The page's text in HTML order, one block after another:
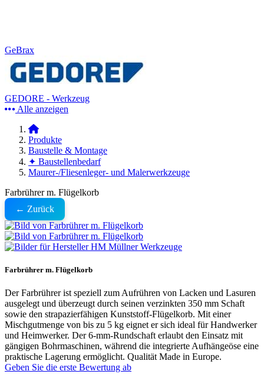
GeBrax
GEDORE - Werkzeug
Alle anzeigen
Produkte
Baustelle & Montage
✦ Baustellenbedarf
Maurer-/Fliesenleger- und Malerwerkzeuge
Farbrührer m. Flügelkorb
← Zurück
Farbrührer m. Flügelkorb
Der Farbrührer ist speziell zum Aufrühren von Lacken und Lasuren
ausgelegt und überzeugt durch seinen verzinkten 350 mm Schaft
sowie den strapazierfähigen Kunststoff-Flügelkorb. Mit einer
Mischgutmenge von bis zu 5 kg eignet er sich ideal für Handwerker
und Heimwerker. Der 6-mm-Rundschaft erlaubt den Einsatz mit
gängigen Bohrmaschinen, während die integrierte Aufhängeöse eine
praktische Lagerung ermöglicht. Qualität Made in Europe.
Geben Sie die erste Bewertung ab